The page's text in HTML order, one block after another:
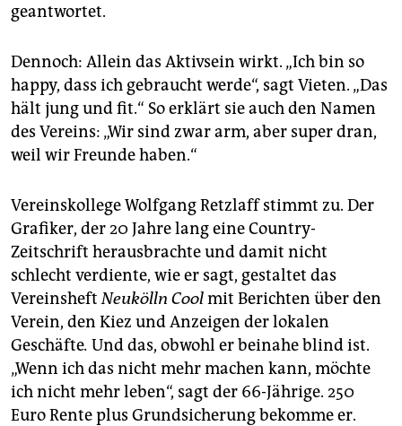
geantwortet.
Dennoch: Allein das Aktivsein wirkt. „Ich bin so
happy, dass ich gebraucht werde“, sagt Vieten. „Das
hält jung und fit.“ So erklärt sie auch den Namen
des Vereins: „Wir sind zwar arm, aber super dran,
weil wir Freunde haben.“
Vereinskollege Wolfgang Retzlaff stimmt zu. Der
Grafiker, der 20 Jahre lang eine Country-
Zeitschrift herausbrachte und damit nicht
schlecht verdiente, wie er sagt, gestaltet das
VereinsheftNeukölln Coolmit Berichten über den
Verein, den Kiez und Anzeigen der lokalen
Geschäfte. Und das, obwohl er beinahe blind ist.
„Wenn ich das nicht mehr machen kann, möchte
ich nicht mehr leben“, sagt der 66-Jährige. 250
Euro Rente plus Grundsicherung bekomme er.